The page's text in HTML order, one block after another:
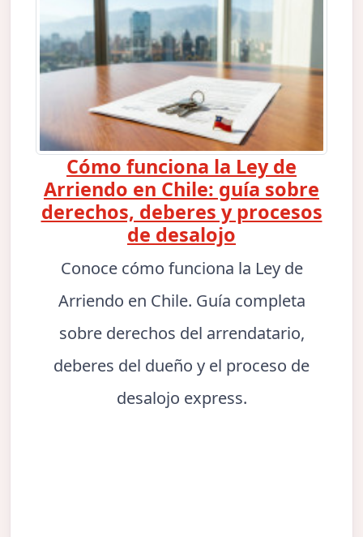
Cómo funciona la Ley de
Arriendo en Chile: guía sobre
derechos, deberes y procesos
de desalojo
Conoce cómo funciona la Ley de
Arriendo en Chile. Guía completa
sobre derechos del arrendatario,
deberes del dueño y el proceso de
desalojo express.